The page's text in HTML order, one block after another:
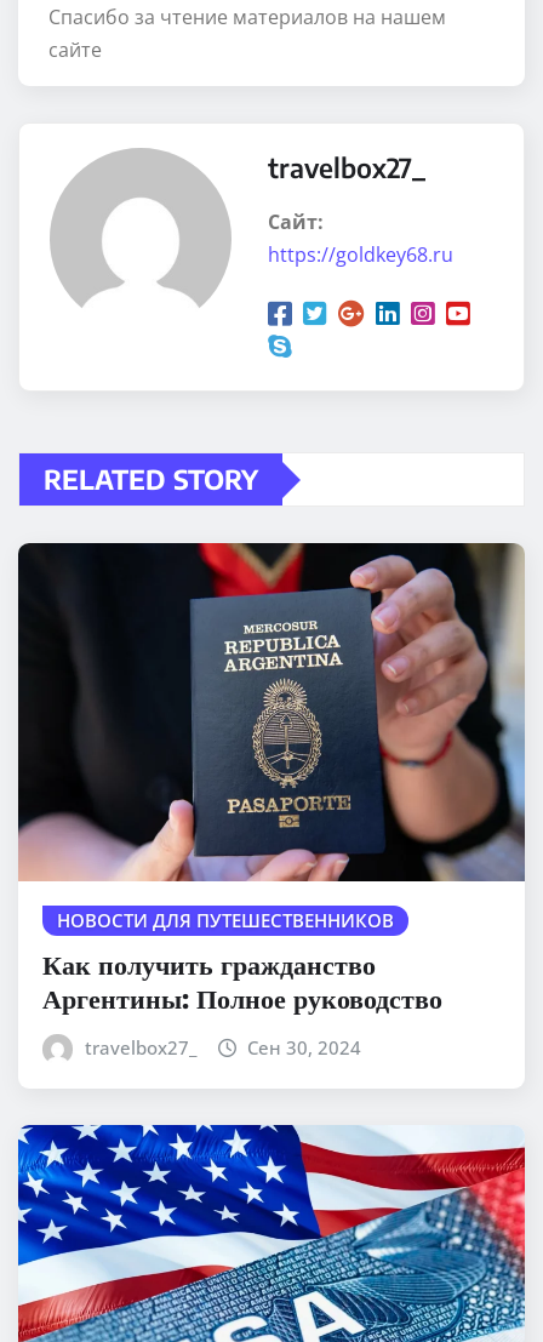
Спасибо за чтение материалов на нашем
сайте
travelbox27_
Сайт:
https://goldkey68.ru
RELATED STORY
НОВОСТИ ДЛЯ ПУТЕШЕСТВЕННИКОВ
Как получить гражданство
Аргентины: Полное руководство
travelbox27_ Сен 30, 2024